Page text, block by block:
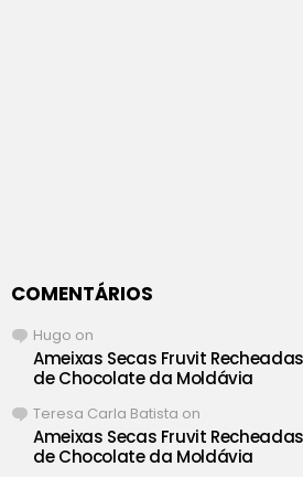
COMENTÁRIOS
Hugo on
Ameixas Secas Fruvit
de Chocolate da Moldávia
Teresa Carla Batista on
Ameixas Secas Fruvit
de Chocolate da Moldávia